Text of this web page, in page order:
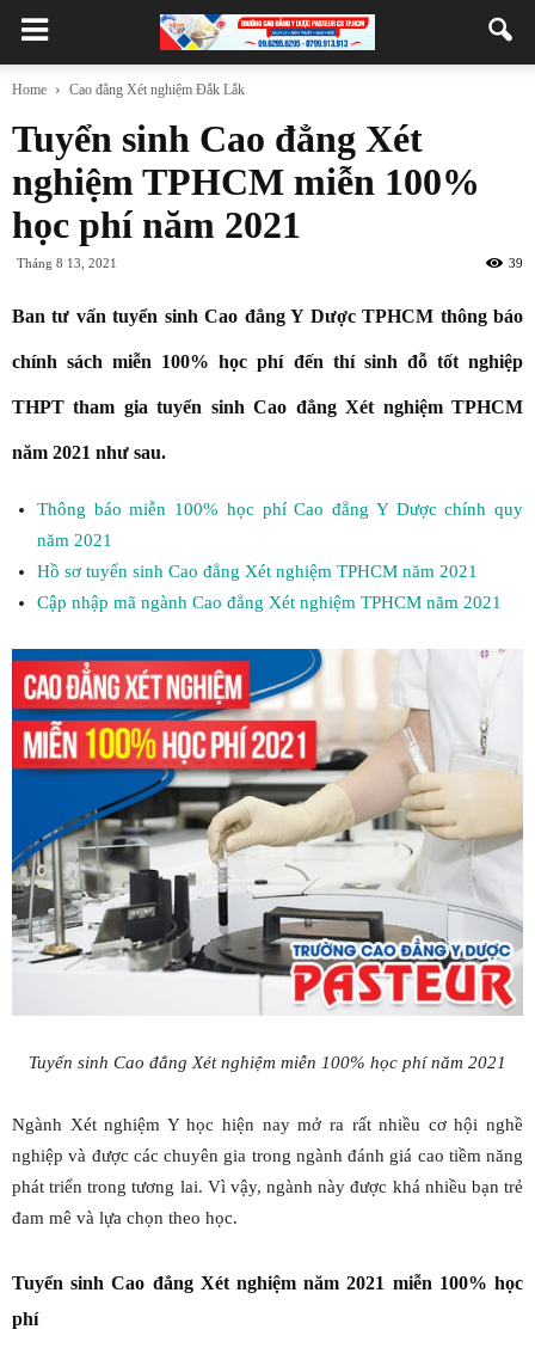
Home Cao đẳng Xét nghiệm Đắk Lắk
Tuyển sinh Cao đẳng Xét
nghiệm TPHCM miễn 100%
học phí năm 2021
Tháng 8 13, 2021 39
Ban tư vấn tuyển sinh Cao đẳng Y Dược TPHCM thông báo
chính sách miễn 100% học phí đến thí sinh đỗ tốt nghiệp
THPT tham gia tuyển sinh Cao đẳng Xét nghiệm TPHCM
năm 2021 như sau.
Thông báo miễn 100% học phí Cao đẳng Y Dược chính quy
năm 2021
Hồ sơ tuyển sinh Cao đẳng Xét nghiệm TPHCM năm 2021
Cập nhập mã ngành Cao đẳng Xét nghiệm TPHCM năm 2021
Tuyển sinh Cao đẳng Xét nghiệm miễn 100% học phí năm 2021
Ngành Xét nghiệm Y học hiện nay mở ra rất nhiều cơ hội nghề
nghiệp và được các chuyên gia trong ngành đánh giá cao tiềm năng
phát triển trong tương lai. Vì vậy, ngành này được khá nhiều bạn trẻ
đam mê và lựa chọn theo học.
Tuyển sinh Cao đẳng Xét nghiệm năm 2021 miễn 100% học
phí